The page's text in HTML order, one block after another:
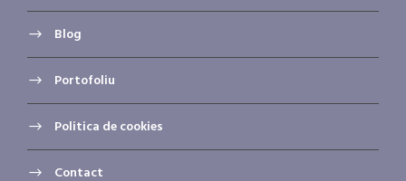
Blog
Portofoliu
Politica de cookies
Contact